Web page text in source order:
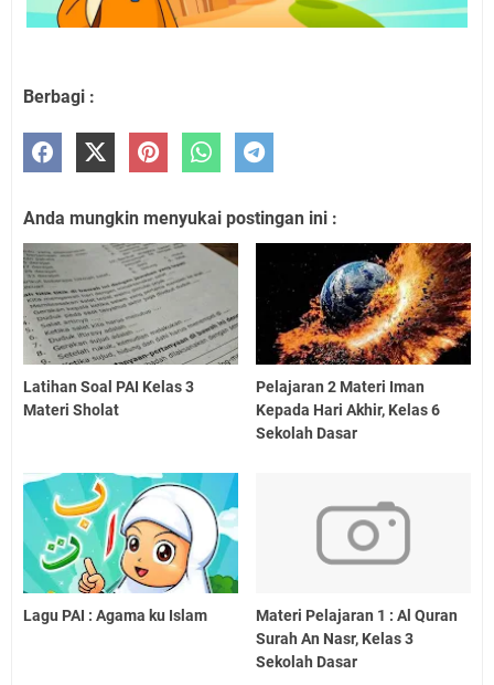
Berbagi :
Anda mungkin menyukai postingan ini :
Latihan Soal PAI Kelas 3
Materi Sholat
Pelajaran 2 Materi Iman
Kepada Hari Akhir, Kelas 6
Sekolah Dasar
Lagu PAI : Agama ku Islam
Materi Pelajaran 1 : Al Quran
Surah An Nasr, Kelas 3
Sekolah Dasar